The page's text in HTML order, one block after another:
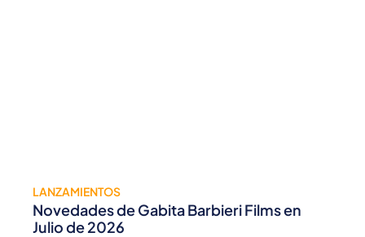
LANZAMIENTOS
Novedades de Gabita Barbieri Films en
Julio de 2026